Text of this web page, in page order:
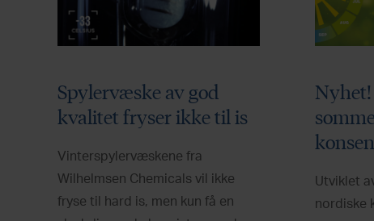
Spylervæske av god
kvalitet fryser ikke til is
Vinterspylervæskene fra
Wilhelmsen Chemicals vil ikke
fryse til hard is, men kun få en
Utviklet
nordiske